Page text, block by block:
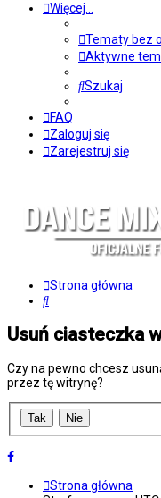
Więcej…
Tematy bez
Aktywne
Szukaj
FAQ
Zaloguj się
Zarejestruj się
Strona główna
Szukaj
Usuń ciasteczka
Czy na pewno chcesz
przez tę witrynę?
Strona główna